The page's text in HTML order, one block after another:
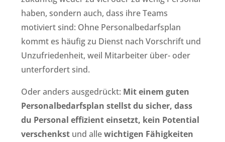
haben, sondern auch, dass ihre Teams
motiviert sind: Ohne Personalbedarfsplan
kommt es häufig zu Dienst nach Vorschrift und
Unzufriedenheit, weil Mitarbeiter über- oder
unterfordert sind.
Oder anders ausgedrückt: Mit einem guten
Personalbedarfsplan stellst du sicher, dass
du Personal effizient einsetzt, kein Potential
verschenkst und allewichtigen Fähigkeiten